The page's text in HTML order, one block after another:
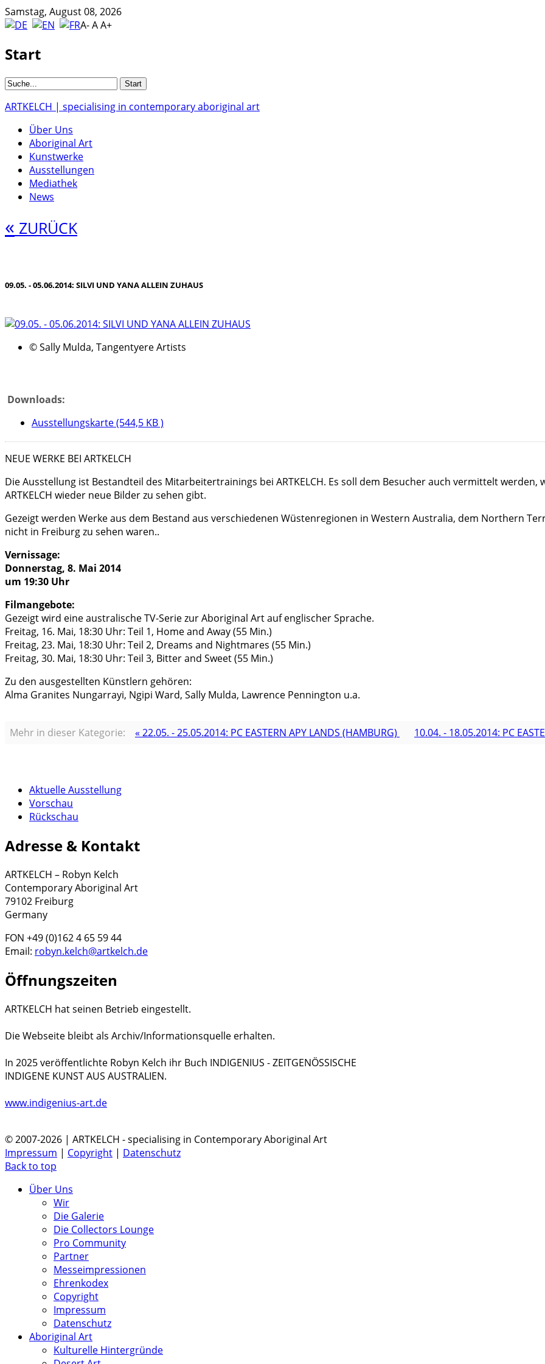
Samstag, August 08, 2026
A-AA+
Start
ARTKELCH | specialising in contemporary aboriginal art
Über Uns
Aboriginal Art
Kunstwerke
Ausstellungen
Mediathek
News
« ZURÜCK
09.05. - 05.06.2014: SILVI UND YANA ALLEIN ZUHAUS
© Sally Mulda, Tangentyere Artists
Downloads:
Ausstellungskarte (544,5 KB )
NEUE WERKE BEI ARTKELCH
Die Ausstellung ist Bestandteil des Mitarbeitertrainings bei ARTKELCH. Es soll dem Besucher auch vermittelt
ARTKELCH wieder neue Bilder zu sehen gibt.
Gezeigt werden Werke aus dem Bestand aus verschiedenen Wüstenregionen in Western Australia, dem Northern
nicht in Freiburg zu sehen waren..
Vernissage:
Donnerstag, 8. Mai 2014
um 19:30 Uhr
Filmangebote:
Gezeigt wird eine australische TV-Serie zur Aboriginal Art auf englischer Sprache.
Freitag, 16. Mai, 18:30 Uhr: Teil 1, Home and Away (55 Min.)
Freitag, 23. Mai, 18:30 Uhr: Teil 2, Dreams and Nightmares (55 Min.)
Freitag, 30. Mai, 18:30 Uhr: Teil 3, Bitter and Sweet (55 Min.)
Zu den ausgestellten Künstlern gehören:
Alma Granites Nungarrayi, Ngipi Ward, Sally Mulda, Lawrence Pennington u.a.
Mehr in dieser Kategorie: « 22.05. - 25.05.2014: PC EASTERN APY LANDS (HAMBURG) 10.04. - 18.05.2014: PC
Aktuelle Ausstellung
Vorschau
Rückschau
Adresse & Kontakt
ARTKELCH – Robyn Kelch
Contemporary Aboriginal Art
79102 Freiburg
Germany
FON +49 (0)162 4 65 59 44
Email: robyn.kelch@artkelch.de
Öffnungszeiten
ARTKELCH hat seinen Betrieb eingestellt.
Die Webseite bleibt als Archiv/Informationsquelle erhalten.
In 2025 veröffentlichte Robyn Kelch ihr Buch INDIGENIUS - ZEITGENÖSSISCHE
INDIGENE KUNST AUS AUSTRALIEN.
www.indigenius-art.de
© 2007-2026 | ARTKELCH - specialising in Contemporary Aboriginal Art
Impressum | Copyright | Datenschutz
Back to top
Über Uns
Wir
Die Galerie
Die Collectors Lounge
Pro Community
Partner
Messeimpressionen
Ehrenkodex
Copyright
Impressum
Datenschutz
Aboriginal Art
Kulturelle Hintergründe